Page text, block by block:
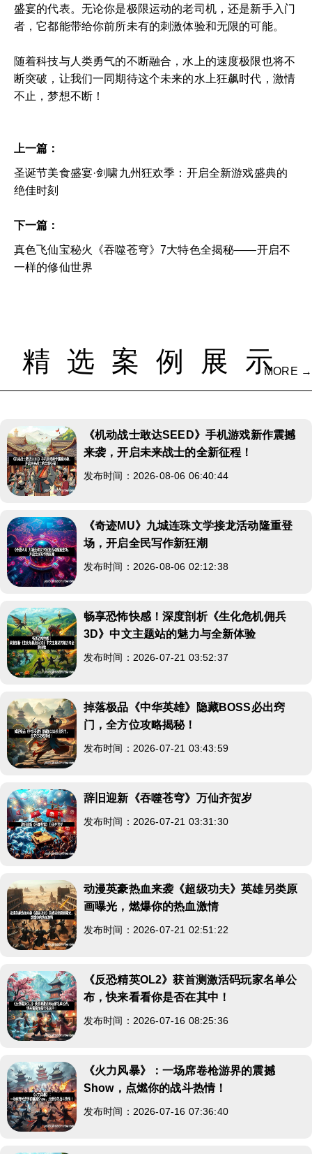
盛宴的代表。无论你是极限运动的老司机，还是新手入门
者，它都能带给你前所未有的刺激体验和无限的可能。
随着科技与人类勇气的不断融合，水上的速度极限也将不
断突破，让我们一同期待这个未来的水上狂飙时代，激情
不止，梦想不断！
上一篇：
圣诞节美食盛宴·剑啸九州狂欢季：开启全新游戏盛典的
绝佳时刻
下一篇：
真色飞仙宝秘火《吞噬苍穹》7大特色全揭秘——开启不
一样的修仙世界
精选案例展示MORE →
《机动战士敢达SEED》手机游戏新作震撼
来袭，开启未来战士的全新征程！
发布时间：2026-08-06 06:40:44
《奇迹MU》九城连珠文学接龙活动隆重登
场，开启全民写作新狂潮
发布时间：2026-08-06 02:12:38
畅享恐怖快感！深度剖析《生化危机佣兵
3D》中文主题站的魅力与全新体验
发布时间：2026-07-21 03:52:37
掉落极品《中华英雄》隐藏BOSS必出窍
门，全方位攻略揭秘！
发布时间：2026-07-21 03:43:59
辞旧迎新《吞噬苍穹》万仙齐贺岁
发布时间：2026-07-21 03:31:30
动漫英豪热血来袭《超级功夫》英雄另类原
画曝光，燃爆你的热血激情
发布时间：2026-07-21 02:51:22
《反恐精英OL2》获首测激活码玩家名单公
布，快来看看你是否在其中！
发布时间：2026-07-16 08:25:36
《火力风暴》：一场席卷枪游界的震撼
Show，点燃你的战斗热情！
发布时间：2026-07-16 07:36:40